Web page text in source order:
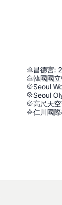
昌德宮:
韓國國
Seoul
Seoul
高尺天
仁川國